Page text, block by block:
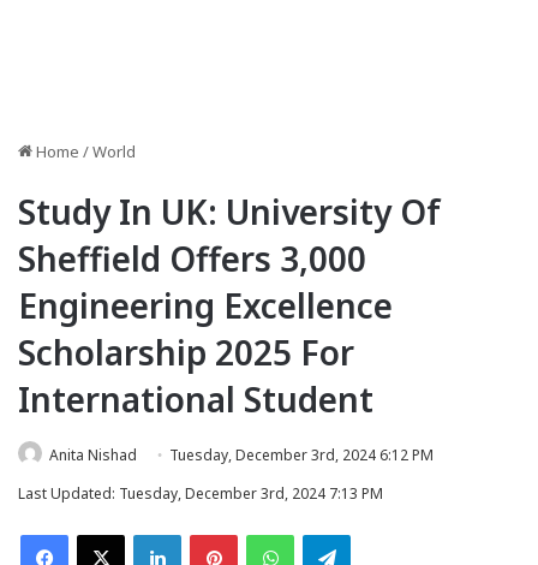
Home /World
Study In UK: University Of
Sheffield Offers 3,000
Engineering Excellence
Scholarship 2025 For
International Student
Anita Nishad
Tuesday, December 3rd, 2024 6:12 PM
Last Updated: Tuesday, December 3rd, 2024 7:13 PM
Facebook
X LinkedInPinterestWhatsAppTelegram